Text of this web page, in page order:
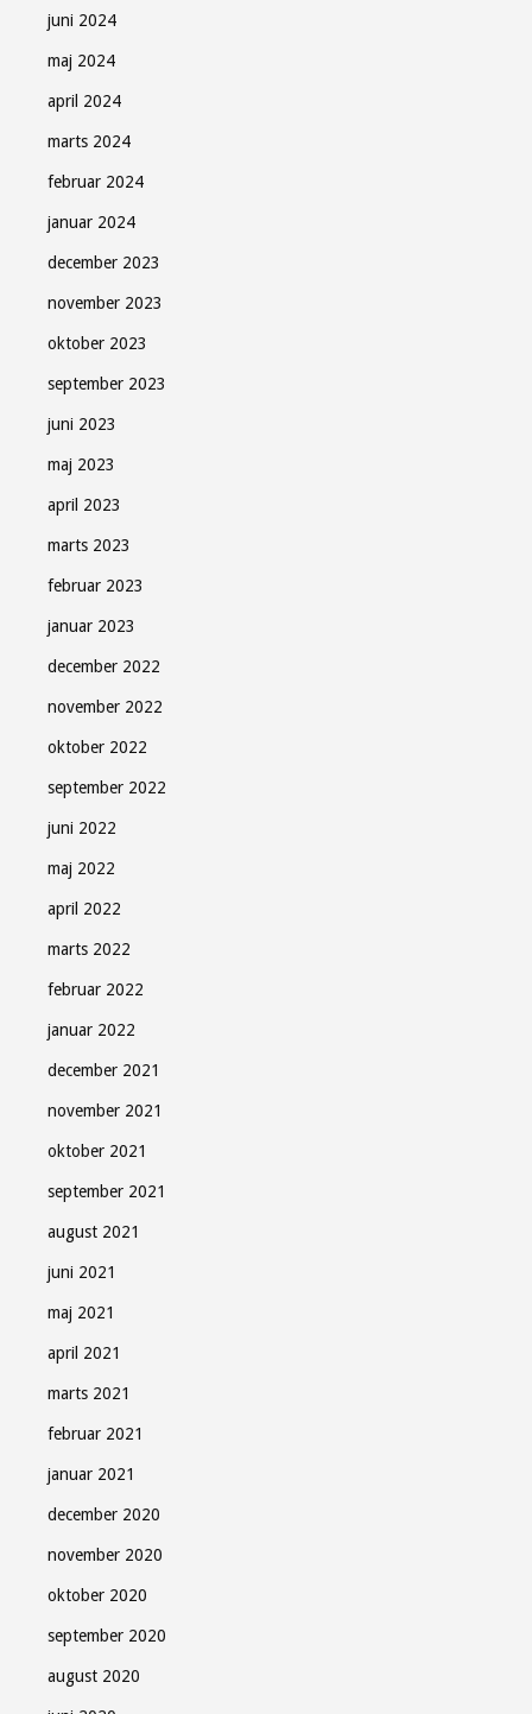
juni 2024
maj 2024
april 2024
marts 2024
februar 2024
januar 2024
december 2023
november 2023
oktober 2023
september 2023
juni 2023
maj 2023
april 2023
marts 2023
februar 2023
januar 2023
december 2022
november 2022
oktober 2022
september 2022
juni 2022
maj 2022
april 2022
marts 2022
februar 2022
januar 2022
december 2021
november 2021
oktober 2021
september 2021
august 2021
juni 2021
maj 2021
april 2021
marts 2021
februar 2021
januar 2021
december 2020
november 2020
oktober 2020
september 2020
august 2020